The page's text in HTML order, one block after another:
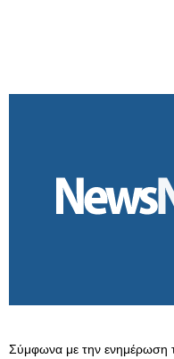
Σύμφωνα με την ενημέρωση